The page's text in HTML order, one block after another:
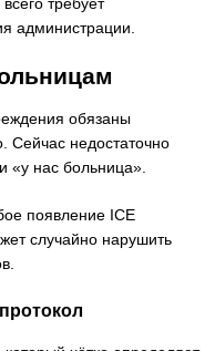
требует
администрации.
обязаны
Сейчас недостаточно
«у нас больница».
появление ICE
случайно нарушить